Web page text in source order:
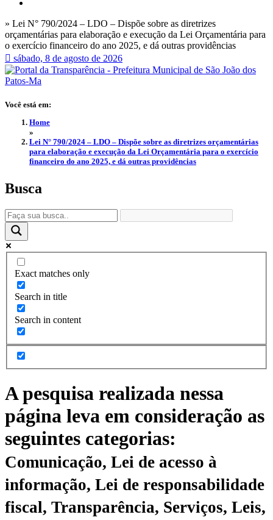
» Lei N° 790/2024 – LDO – Dispõe sobre as diretrizes
orçamentárias para elaboração e execução da Lei Orçamentária para
o exercício financeiro do ano 2025, e dá outras providências
sábado, 8 de agosto de 2026
Você está em:
Home
»
Lei N° 790/2024 – LDO – Dispõe sobre as diretrizes orçamentárias
para elaboração e execução da Lei Orçamentária para o exercício
financeiro do ano 2025, e dá outras providências
Busca
Exact matches only
Search in title
Search in content
A pesquisa realizada nessa
página leva em consideração as
seguintes categorias:
Comunicação, Lei de acesso à
informação, Lei de responsabilidade
fiscal, Transparência, Serviços, Leis,